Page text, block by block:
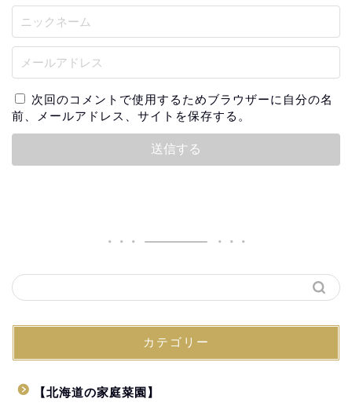
次回のコメントで使用するためブラウザーに自分の名
前、メールアドレス、サイトを保存する。
カテゴリー
【北海道の家庭菜園】